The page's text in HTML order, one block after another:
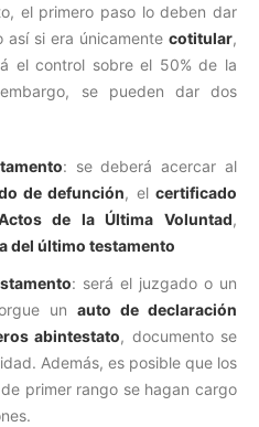
el primero paso lo deben dar
si era únicamente cotitular,
el control sobre el 50% de la
se pueden dar dos
: se deberá acercar al
de defunción, elcertificado
de la Última Voluntad,
del último testamento
: será el juzgado o un
un auto de declaración
abintestato, documento se
Además, es posible que los
primer rango se hagan cargo